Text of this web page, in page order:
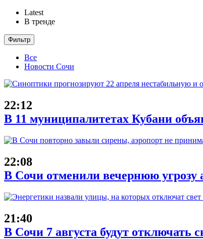
Latest
В тренде
Фильтр
Все
Новости Сочи
22:12
В 11 муниципалитетах Кубани
22:08
В Сочи отменили вечернюю угрозу
21:40
В Сочи 7 августа будут отключать